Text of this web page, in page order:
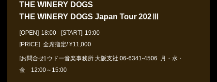
THE WINERY DOGS
THE WINERY DOGS Japan Tour 202Ⅲ
[OPEN] 18:00 [START] 19:00
[PRICE] 全席指定/ ¥11,000
[お問合せ] ウドー音楽事務所 大阪支社 06-6341-4506
月・水・
金 12:00～15:00